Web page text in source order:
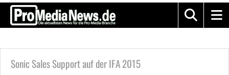
Sonic Sales Support auf der IFA 2015